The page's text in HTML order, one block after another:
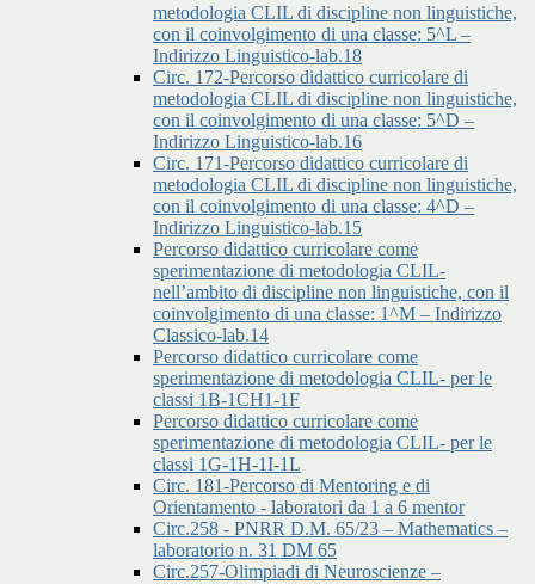
metodologia CLIL di discipline non linguistiche,
con il coinvolgimento di una classe: 5^L –
Indirizzo Linguistico-lab.18
Circ. 172-Percorso didattico curricolare di
metodologia CLIL di discipline non linguistiche,
con il coinvolgimento di una classe: 5^D –
Indirizzo Linguistico-lab.16
Circ. 171-Percorso didattico curricolare di
metodologia CLIL di discipline non linguistiche,
con il coinvolgimento di una classe: 4^D –
Indirizzo Linguistico-lab.15
Percorso didattico curricolare come
sperimentazione di metodologia CLIL-
nell’ambito di discipline non linguistiche, con il
coinvolgimento di una classe: 1^M – Indirizzo
Classico-lab.14
Percorso didattico curricolare come
sperimentazione di metodologia CLIL- per le
classi 1B-1CH1-1F
Percorso didattico curricolare come
sperimentazione di metodologia CLIL- per le
classi 1G-1H-1I-1L
Circ. 181-Percorso di Mentoring e di
Orientamento - laboratori da 1 a 6 mentor
Circ.258 - PNRR D.M. 65/23 – Mathematics –
laboratorio n. 31 DM 65
Circ.257-Olimpiadi di Neuroscienze –